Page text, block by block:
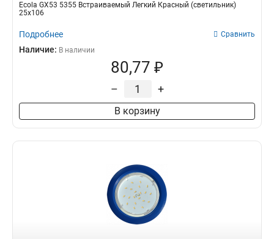
Ecola GX53 5355 Встраиваемый Легкий Красный (светильник)
25x106
Подробнее Сравнить
Наличие: В наличии
80,77 ₽
– +
В корзину